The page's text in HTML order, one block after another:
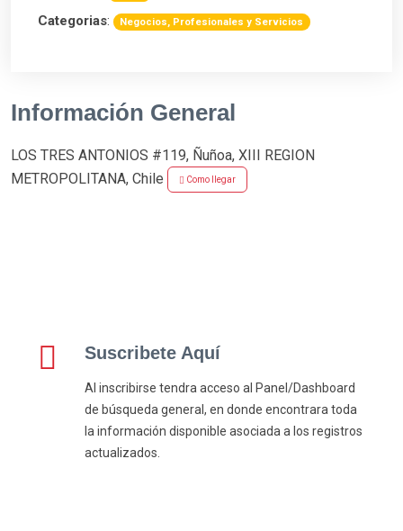
Categorias: Negocios, Profesionales y Servicios
Información General
LOS TRES ANTONIOS #119, Ñuñoa, XIII REGION
METROPOLITANA, Chile
Como llegar
Suscribete Aquí
Al inscribirse tendra acceso al Panel/Dashboard
de búsqueda general, en donde encontrara toda
la información disponible asociada a los registros
actualizados.